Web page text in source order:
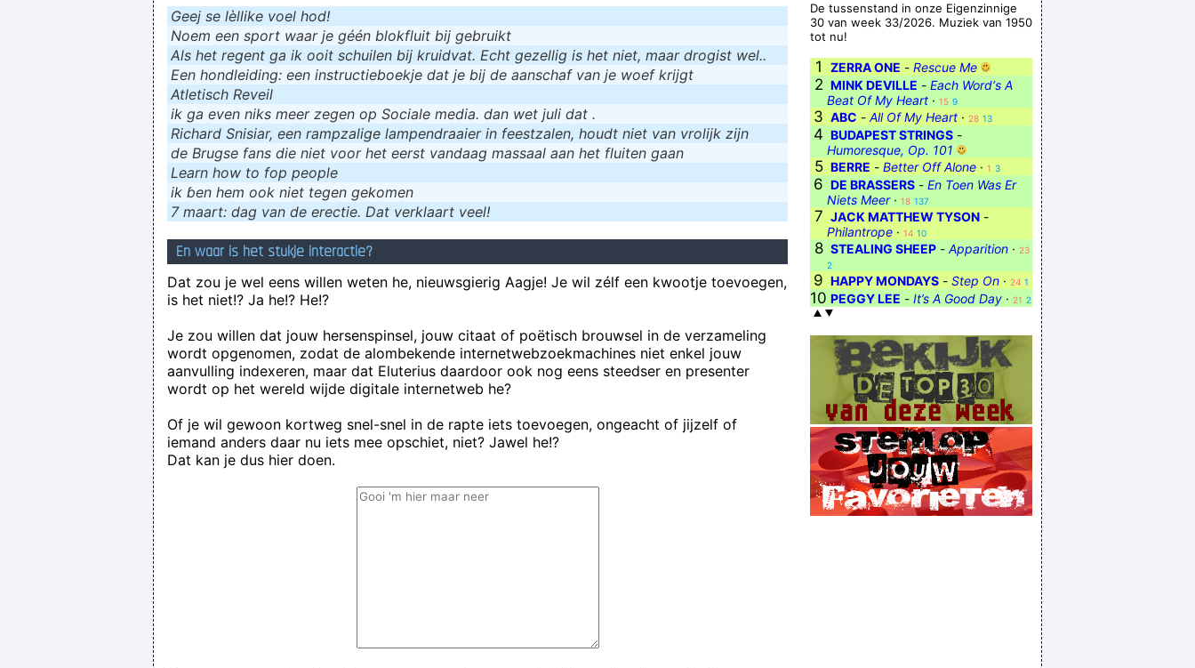
Geej se lèllike voel hod!
Noem een sport waar je géén blokfluit bij gebruikt
Als het regent ga ik ooit schuilen bij kruidvat. Echt gezellig is het niet, maar drogist wel..
Een hondleiding: een instructieboekje dat je bij de aanschaf van je woef krijgt
Atletisch Reveil
ik ga even niks meer zegen op Sociale media. dan wet juli dat .
Richard Snisiar, een rampzalige lampendraaier in feestzalen, houdt niet van vrolijk zijn
de Brugse fans die niet voor het eerst vandaag massaal aan het fluiten gaan
Learn how to fop people
ik ɓen hem ook niet tegen gekomen
7 maart: dag van de erectie. Dat verklaart veel!
En waar is het stukje interactie?
Dat zou je wel eens willen weten he, nieuwsgierig Aagje! Je wil zélf een kwootje toevoegen,
is het niet!? Ja he!? He!?
Je zou willen dat jouw hersenspinsel, jouw citaat of poëtisch brouwsel in de verzameling
wordt opgenomen, zodat de alombekende internetwebzoekmachines niet enkel jouw
aanvulling indexeren, maar dat Eluterius daardoor ook nog eens steedser en presenter
wordt op het wereld wijde digitale internetweb he?
Of je wil gewoon kortweg snel-snel in de rapte iets toevoegen, ongeacht of jijzelf of
iemand anders daar nu iets mee opschiet, niet? Jawel he!?
Dat kan je dus hier doen.
De tussenstand in onze Eigenzinnige
30 van week 33/2026. Muziek van 1950
tot nu!
1 ZERRA ONE - Rescue Me
2 MINK DEVILLE - Each Word‘s A
Beat Of My Heart · 15 9
3 ABC - All Of My Heart · 28 13
4 BUDAPEST STRINGS -
Humoresque, Op. 101
5 BERRE - Better Off Alone · 1 3
6 DE BRASSERS - En Toen Was Er
Niets Meer· 18 137
7 JACK MATTHEW TYSON -
Philantrope · 14 10
8 STEALING SHEEP - Apparition · 23
2
9 HAPPY MONDAYS - Step On · 24 1
10 PEGGY LEE - It’s A Good Day · 21 2